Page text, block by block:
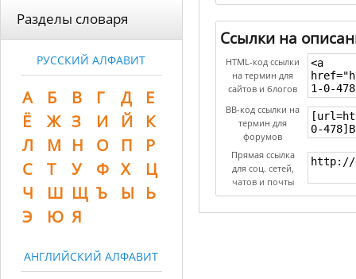
Разделы словаря
РУССКИЙ АЛФАВИТ
А Б В Г Д
Е
Ё
Ж З И Й
К
Л
М Н О П
Р
С
Т У Ф Х
Ц
Ч
Ш Щ Ъ Ы
Ь
Э
Ю Я
АНГЛИЙСКИЙ АЛФАВИТ
Ссылки на
HTML-код ссылки
на термин для
сайтов и блогов
BB-код ссылки на
термин для
форумов
Прямая ссылка
для соц. сетей,
чатов и почты